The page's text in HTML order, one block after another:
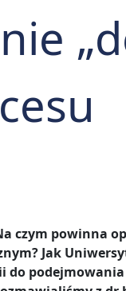
czym powinna
Jak
do